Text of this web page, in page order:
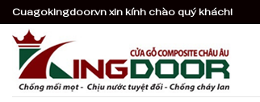
Skip
to
content
Cuagokingdoor.vn xin kính chào quý khách!